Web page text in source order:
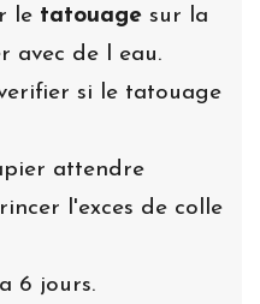
le tatouage sur la
avec de l eau.
si le tatouage
attendre
l'exces de colle
6 jours.